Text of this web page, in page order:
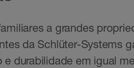
a grandes
da Schlüter-Systems
durabilidade em igual